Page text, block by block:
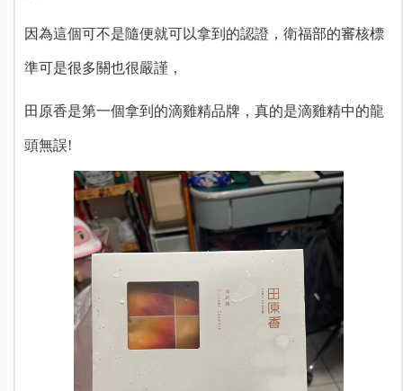
因為這個可不是隨便就可以拿到的認證，衛福部的審核標
準可是很多關也很嚴謹，
田原香是第一個拿到的滴雞精品牌，真的是滴雞精中的龍
頭無誤!